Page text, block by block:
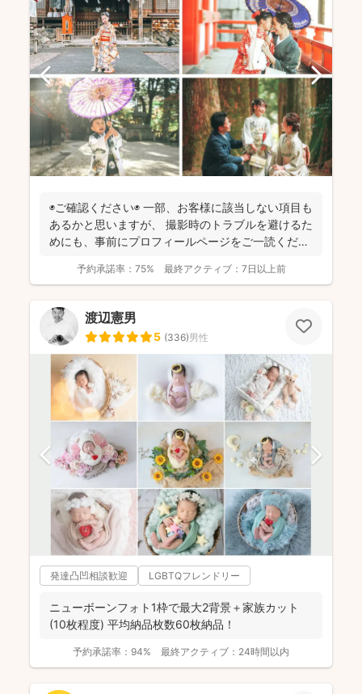
◉ご確認ください◉ 一部、お客様に該当しない項目も
あるかと思いますが、 撮影時のトラブルを避けるた
めにも、事前にプロフィールページをご一読くださ
予約承諾率： 75% 最終アクティブ： 7日以上前
渡辺憲男
5 (336)男性
発達凸凹相談歓迎 LGBTQフレンドリー
ニューボーンフォト1枠で最大2背景＋家族カット
(10枚程度) 平均納品枚数60枚納品！
予約承諾率： 94% 最終アクティブ： 24時間以内